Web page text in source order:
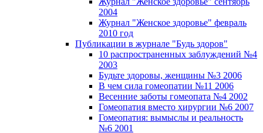
2004
Журнал "Женское здоровье" февраль
2010 год
Публикации в журнале "Будь здоров"
10 распространенных заблуждений №4
2003
Будьте здоровы, женщины №3 2006
В чем сила гомеопатии №11 2006
Весенние заботы гомеопата №4 2002
Гомеопатия вместо хирургии №6 2007
Гомеопатия: вымыслы и реальность
№6 2001